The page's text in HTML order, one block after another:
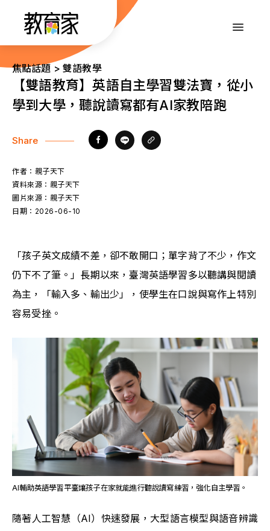
內
::: 焦點話題 > 雙語教學
【雙語教育】英語自主學習雙法寶，從小
學到大學，聽說讀寫都有AI家教陪跑
Share
作者： 親子天下
資料來源： 親子天下
圖片來源： 親子天下
日期： 2026-06-10
「孩子英文成績不差，卻不敢開口；單字背了不少，作文
仍下不了筆。」長期以來，臺灣英語學習多以聽講與閱讀
為主，「輸入多、輸出少」，使學生在口說與寫作上特別
容易受挫。
AI輔助英語學習平臺讓孩子在家就能進行聽說讀寫練習，強化自主學習。
隨著人工智慧（AI）快速發展，大型語言模型與語音辨識